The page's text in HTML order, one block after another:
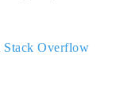
Stack Overflow